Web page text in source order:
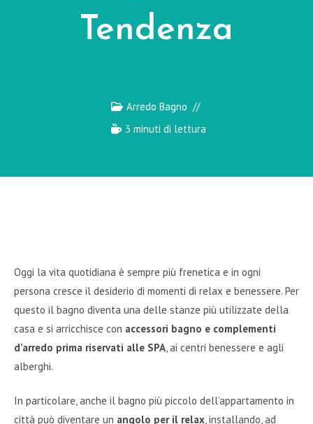
Tendenza
Arredo Bagno
3 minuti di lettura
Oggi la vita quotidiana è sempre più frenetica e in ogni
persona cresce il desiderio di momenti di relax e benessere. Per
questo il bagno diventa una delle stanze più utilizzate della
casa e si arricchisce con accessori bagno e complementi
d’arredo prima riservati alle SPA , ai centri benessere e agli
alberghi.
In particolare, anche il bagno più piccolo dell’appartamento in
città può diventare un angolo per il relax, installando, ad